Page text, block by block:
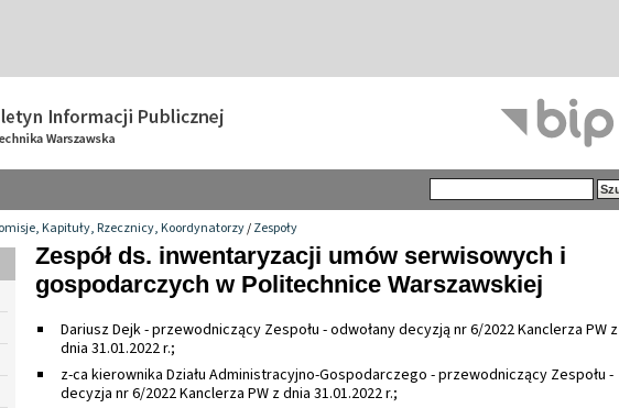
Kapituły, Rzecznicy, Koordynatorzy/Zespoły
Zespół ds. inwentaryzacji umów serwisowych i
gospodarczych w Politechnice Warszawskiej
Dariusz Dejk - przewodniczący Zespołu - odwołany decyzją nr 6/2022 Kanclerza PW z
dnia 31.01.2022 r.;
z-ca kierownika Działu Administracyjno-Gospodarczego - przewodniczący Zespołu -
decyzja nr 6/2022 Kanclerza PW z dnia 31.01.2022 r.;